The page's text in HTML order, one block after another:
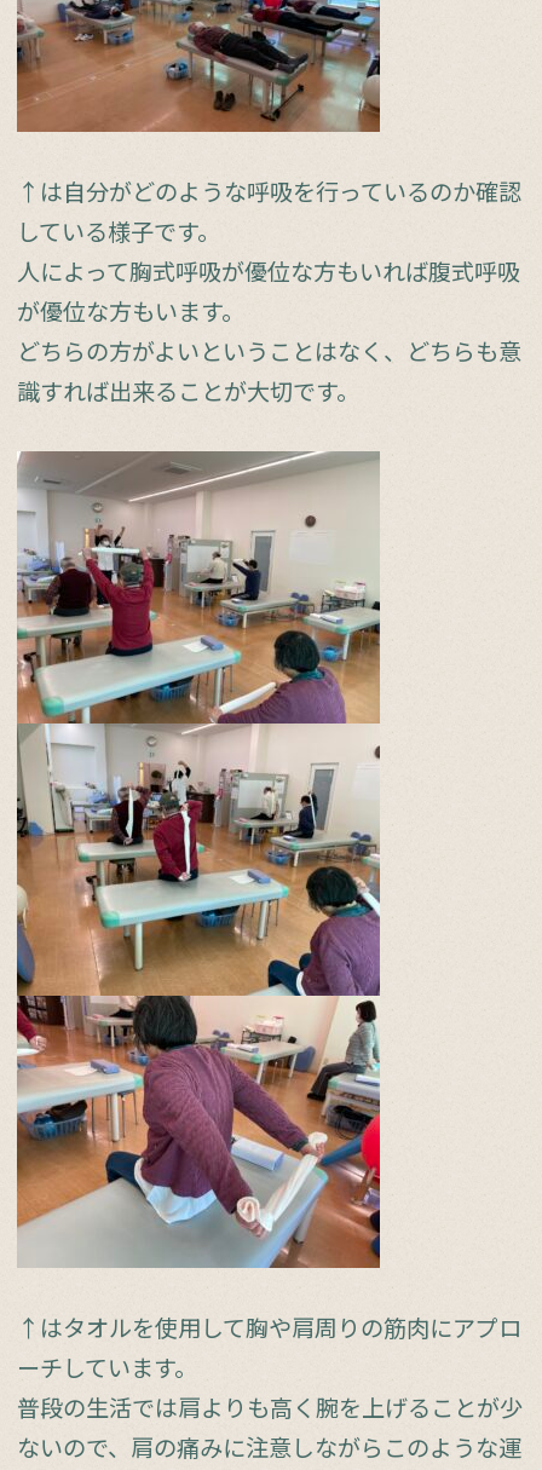
↑は自分がどのような呼吸を行っているのか確認
している様子です。
人によって胸式呼吸が優位な方もいれば腹式呼吸
が優位な方もいます。
どちらの方がよいということはなく、どちらも意
識すれば出来ることが大切です。
↑はタオルを使用して胸や肩周りの筋肉にアプロ
ーチしています。
普段の生活では肩よりも高く腕を上げることが少
ないので、肩の痛みに注意しながらこのような運